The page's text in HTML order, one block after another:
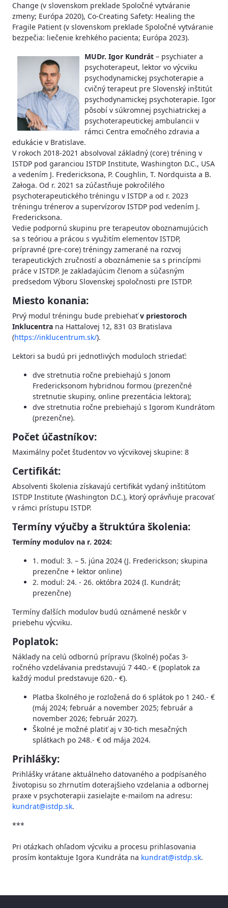
Change (v slovenskom preklade Spoločné vytváranie
zmeny; Európa 2020), Co-Creating Safety: Healing the
Fragile Patient (v slovenskom preklade Spoločné vytváranie
bezpečia: liečenie krehkého pacienta; Európa 2023).
MUDr. Igor Kundrát – psychiater a
psychoterapeut, lektor vo výcviku
psychodynamickej psychoterapie a
cvičný terapeut pre Slovenský inštitút
psychodynamickej psychoterapie. Igor
pôsobí v súkromnej psychiatrickej a
psychoterapeutickej ambulancii v
rámci Centra emočného zdravia a
edukácie v Bratislave.
V rokoch 2018-2021 absolvoval základný (core) tréning v
ISTDP pod garanciou ISTDP Institute, Washington D.C., USA
a vedením J. Fredericksona, P. Coughlin, T. Nordquista a B.
Załoga. Od r. 2021 sa zúčastňuje pokročilého
psychoterapeutického tréningu v ISTDP a od r. 2023
tréningu trénerov a supervízorov ISTDP pod vedením J.
Fredericksona.
Vedie podpornú skupinu pre terapeutov oboznamujúcich
sa s teóriou a prácou s využitím elementov ISTDP,
prípravné (pre-core) tréningy zamerané na rozvoj
terapeutických zručností a oboznámenie sa s princípmi
práce v ISTDP. Je zakladajúcim členom a súčasným
predsedom Výboru Slovenskej spoločnosti pre ISTDP.
Miesto konania:
Prvý modul tréningu bude prebiehaťv priestoroch
Inklucentra na Hattalovej 12, 831 03 Bratislava
(https://inklucentrum.sk/).
Lektori sa budú pri jednotlivých moduloch striedať:
dve stretnutia ročne prebiehajú s Jonom
Fredericksonom hybridnou formou (prezenčné
stretnutie skupiny, online prezentácia lektora);
dve stretnutia ročne prebiehajú s Igorom Kundrátom
(prezenčne).
Počet účastníkov:
Maximálny počet študentov vo výcvikovej skupine: 8
Certifikát:
Absolventi školenia získavajú certifikát vydaný inštitútom
ISTDP Institute (Washington D.C.), ktorý oprávňuje pracovať
v rámci prístupu ISTDP.
Termíny výučby a štruktúra školenia:
Termíny modulov na r. 2024:
1. modul: 3. – 5. júna 2024 (J. Frederickson; skupina
prezenčne + lektor online)
2. modul: 24. - 26. októbra 2024 (I. Kundrát;
prezenčne)
Termíny ďalších modulov budú oznámené neskôr v
priebehu výcviku.
Poplatok:
Náklady na celú odbornú prípravu (školné) počas 3-
ročného vzdelávania predstavujú 7 440.- € (poplatok za
každý modul predstavuje 620.- €).
Platba školného je rozložená do 6 splátok po 1 240.- €
(máj 2024; február a november 2025; február a
november 2026; február 2027).
Školné je možné platiť aj v 30-tich mesačných
splátkach po 248.- € od mája 2024.
Prihlášky:
Prihlášky vrátane aktuálneho datovaného a podpísaného
životopisu so zhrnutím doterajšieho vzdelania a odbornej
praxe v psychoterapii zasielajte e-mailom na adresu:
kundrat@istdp.sk.
***
Pri otázkach ohľadom výcviku a procesu prihlasovania
prosím kontaktuje Igora Kundráta na kundrat@istdp.sk.